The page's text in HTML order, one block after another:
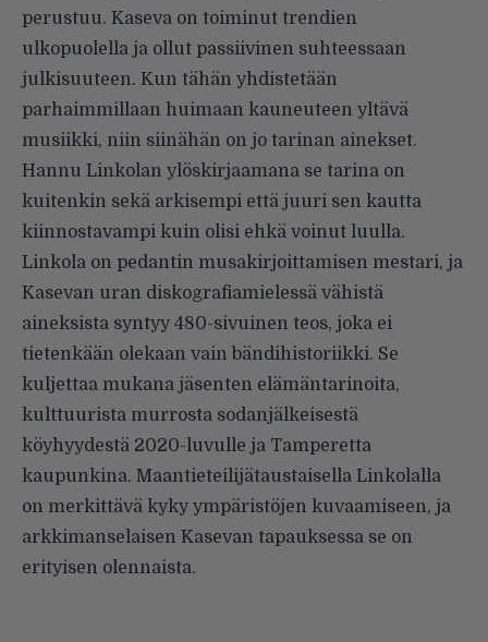
perustuu. Kaseva on toiminut trendien
ulkopuolella ja ollut passiivinen suhteessaan
julkisuuteen. Kun tähän yhdistetään
parhaimmillaan huimaan kauneuteen yltävä
musiikki, niin siinähän on jo tarinan ainekset.
Hannu Linkolan ylöskirjaamana se tarina on
kuitenkin sekä arkisempi että juuri sen kautta
kiinnostavampi kuin olisi ehkä voinut luulla.
Linkola on pedantin musakirjoittamisen mestari, ja
Kasevan uran diskografiamielessä vähistä
aineksista syntyy 480-sivuinen teos, joka ei
tietenkään olekaan vain bändihistoriikki. Se
kuljettaa mukana jäsenten elämäntarinoita,
kulttuurista murrosta sodanjälkeisestä
köyhyydestä 2020-luvulle ja Tamperetta
kaupunkina. Maantieteilijätaustaisella Linkolalla
on merkittävä kyky ympäristöjen kuvaamiseen, ja
arkkimanselaisen Kasevan tapauksessa se on
erityisen olennaista.